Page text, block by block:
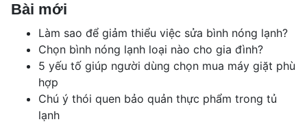
Bài mới
Làm sao để giảm thiểu việc sửa bình nóng lạnh?
Chọn bình nóng lạnh loại nào cho gia đình?
5 yếu tố giúp người dùng chọn mua máy giặt phù
hợp
Chú ý thói quen bảo quản thực phẩm trong tủ
lạnh